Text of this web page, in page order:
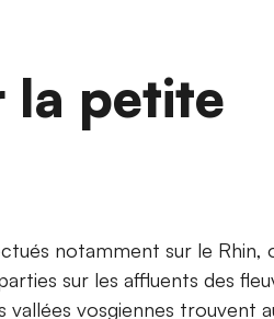
la petite
notamment sur le
sur les affluents des
vosgiennes trouvent